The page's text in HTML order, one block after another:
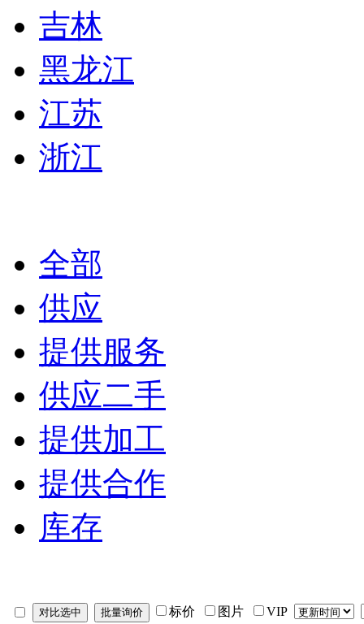
吉林
黑龙江
江苏
浙江
全部
供应
提供服务
供应二手
提供加工
提供合作
库存
标价 图片 VIP